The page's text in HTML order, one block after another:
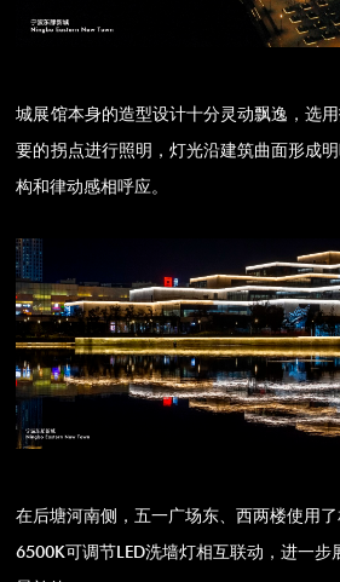
城展馆本身的造型设计十分灵动飘逸，选
要的拐点进行照明，灯光沿建筑曲面形成
构和律动感相呼应。
在后塘河南侧，五一广场东、西两楼使用
6500K可调节LED洗墙灯相互联动，进一步